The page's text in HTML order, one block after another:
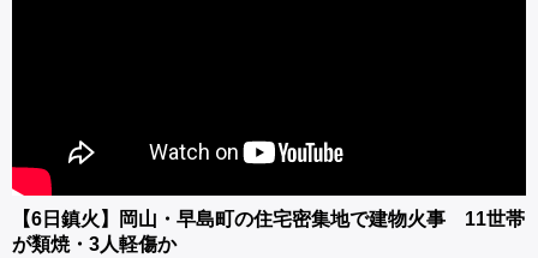
【6日鎮火】岡山・早島町の住宅密集地で建物火事 11世帯
が類焼・3人軽傷か